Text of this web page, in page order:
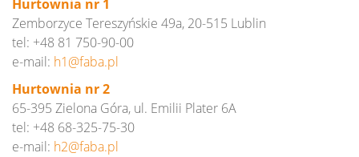
Hurtownia nr 1
Zemborzyce Tereszyńskie 49a, 20-515 Lublin
tel: +48 81 750-90-00
e-mail: h1@faba.pl
Hurtownia nr 2
65-395 Zielona Góra, ul. Emilii Plater 6A
tel: +48 68-325-75-30
e-mail: h2@faba.pl